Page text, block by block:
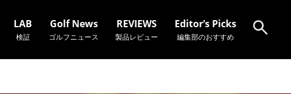
LAB
検証
Golf News
ゴルフニュース
REVIEWS
製品レビュー
Editor’s Picks
編集部のおすすめ